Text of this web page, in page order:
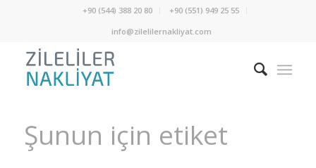
+90 (544) 388 20 80
+90 (551) 949 25 55
info@zilelilernakliyat.com
Şunun için etiket